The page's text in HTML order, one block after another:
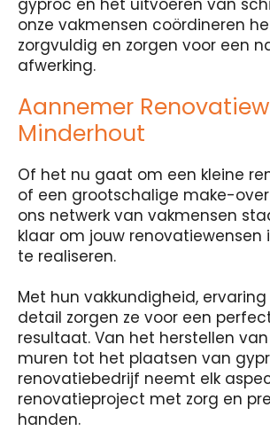
gyproc en het uitvoeren van
onze vakmensen coördineren
zorgvuldig en zorgen voor een
afwerking.
Aannemer
Minderhout
Of het nu gaat om een kleine
of een grootschalige make-
ons netwerk van vakmensen
klaar om jouw renovatiewensen
te realiseren.
Met hun vakkundigheid,
detail zorgen ze voor een
resultaat. Van het herstellen
muren tot het plaatsen van
renovatiebedrijf neemt elk
renovatieproject met zorg en
handen.